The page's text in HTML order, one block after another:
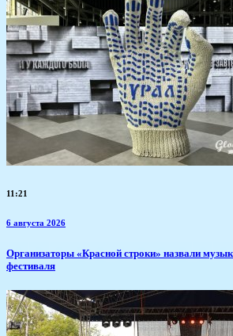
11:21
6 августа 2026
​Организаторы «Красной строки» назвали
фестиваля